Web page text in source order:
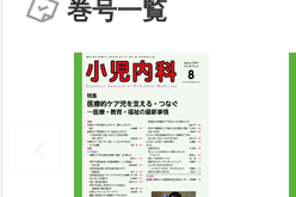
巻号一覧